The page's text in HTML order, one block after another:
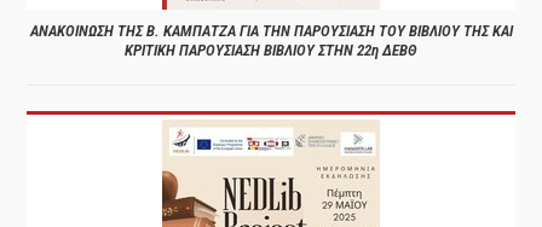
ΑΝΑΚΟΙΝΩΣΗ ΤΗΣ Β. ΚΑΜΠΑΤΖΑ ΓΙΑ ΤΗΝ ΠΑΡΟΥΣΙΑΣΗ ΤΟΥ ΒΙΒΛΙΟΥ ΤΗΣ ΚΑΙ
ΚΡΙΤΙΚΗ ΠΑΡΟΥΣΙΑΣΗ ΒΙΒΛΙΟΥ ΣΤΗΝ 22η ΔΕΒΘ